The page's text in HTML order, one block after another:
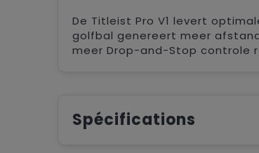
De Titleist Pro V1 levert
golfbal genereert meer
meer Drop-and-Stop controle
Spécifications